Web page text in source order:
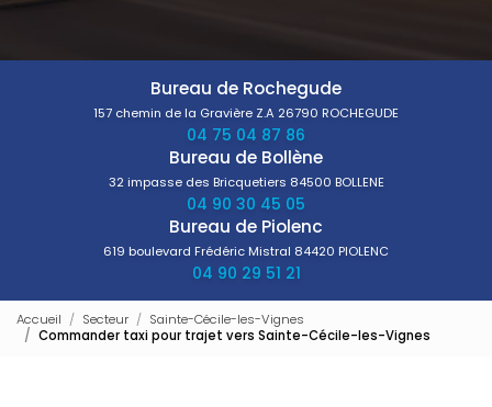
Bureau de Rochegude
157 chemin de la Gravière Z.A 26790 ROCHEGUDE
04 75 04 87 86
Bureau de Bollène
32 impasse des Bricquetiers 84500 BOLLENE
04 90 30 45 05
Bureau de Piolenc
619 boulevard Frédéric Mistral 84420 PIOLENC
04 90 29 51 21
Accueil Secteur
Sainte-Cécile-les-Vignes
Commander taxi pour trajet vers Sainte-Cécile-les-Vignes